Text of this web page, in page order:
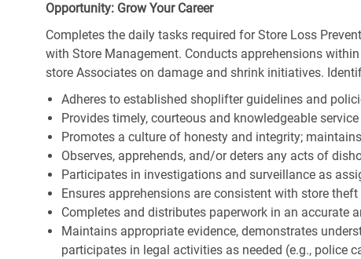
Opportunity: Grow Your Career
Completes the daily tasks required for Store Loss
with Store Management. Conducts apprehensions
store Associates on damage and shrink initiatives.
Adheres to established shoplifter guidelines and
Provides timely, courteous and knowledgeable
Promotes a culture of honesty and integrity;
Observes, apprehends, and/or deters any acts of
Participates in investigations and surveillance as
Ensures apprehensions are consistent with store
Completes and distributes paperwork in an accurate
Maintains appropriate evidence, demonstrates
participates in legal activities as needed (e.g., police